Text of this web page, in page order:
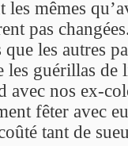
les mêmes
pas
que les autres
les guérillas de
avec nos ex-
fêter avec
tant de